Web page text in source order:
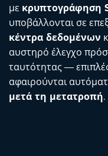
με κρυπτογράφηση
υποβάλλονται σε
κέντρα δεδομένων
αυστηρό έλεγχο
ταυτότητας —
αφαιρούνται
μετά τη μετατροπή.